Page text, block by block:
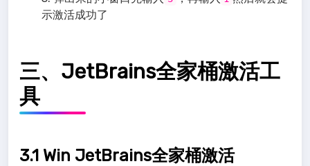
示激活成功了
三、JetBrains全家桶激活工
具
3.1 Win JetBrains全家桶激活